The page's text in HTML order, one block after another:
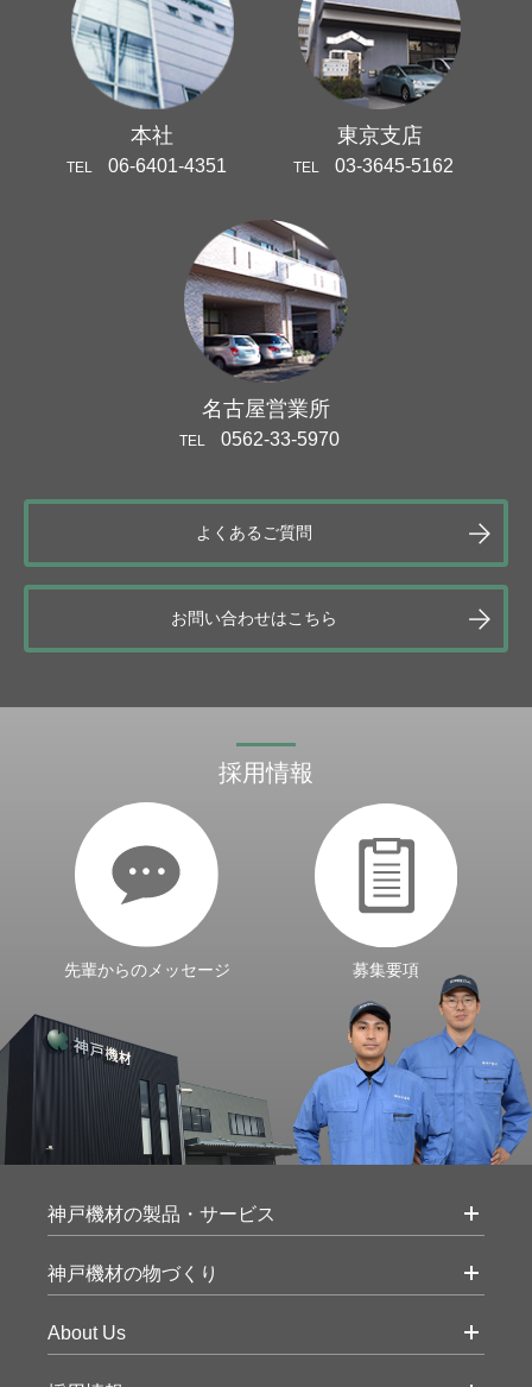
本社
TEL 06-6401-4351
東京支店
TEL 03-3645-5162
名古屋営業所
TEL 0562-33-5970
よくあるご質問
お問い合わせはこちら
採用情報
先輩からのメッセージ 募集要項
神戸機材の製品・サービス
神戸機材の物づくり
About Us